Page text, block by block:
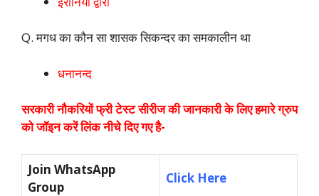
Q. मगध का कौन सा शासक सिकन्‍दर का समकालीन था
धनानन्‍द
सरकारी नौकरियों फ्री टेस्ट सीरीज की जानकारी के लिए हमारे ग्रुप
को जॉइन करें लिंक नीचे दिए गए है-
Join WhatsApp
Group
Click Here